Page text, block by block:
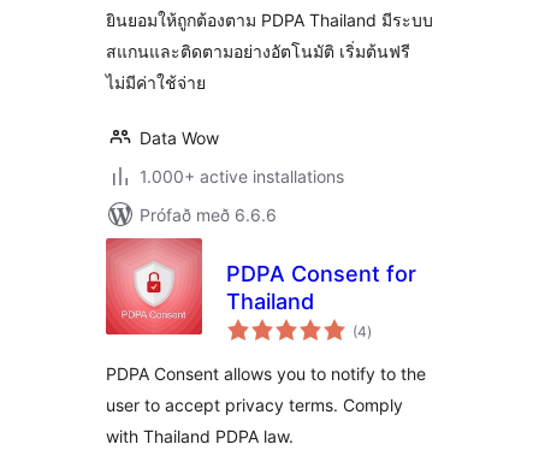
ยินยอมให้ถูกต้องตาม PDPA Thailand มีระบบ
สแกนและติดตามอย่างอัตโนมัติ เริ่มต้นฟรี
ไม่มีค่าใช้จ่าย
Data Wow
1.000+ active installations
Prófað með 6.6.6
PDPA Consent for
Thailand
(4samtals
einkunnagjafir
)
PDPA Consent allows you to notify to the
user to accept privacy terms. Comply
with Thailand PDPA law.